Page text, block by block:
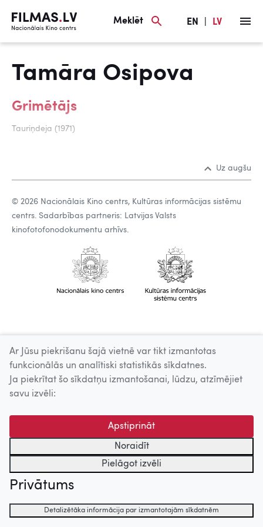
Meklēt EN LV
Tamāra Osipova
Grimētājs
Tauriņdeja (1971)
Uz augšu
© 2026 Nacionālais Kino centrs, Kultūras informācijas sistēmu
centrs. Sadarbības partneris: Latvijas Valsts
kinofotofonodokumentu arhīvs.
Ar Jūsu piekrišanu šajā vietnē var tikt izmantotas
funkcionālās un analītiski statistikās sīkdatnes.
Ja piekrītat šo sīkdatņu izmantošanai, lūdzu, atzīmējiet
savu izvēli:
Apstiprināt
Noraidīt
Pielāgot izvēli
Privātums
Detalizētāka informācija par izmantotajām sīkdatnēm